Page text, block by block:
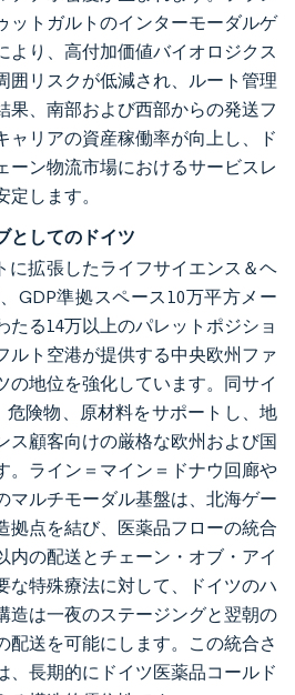
ットガルトのインターモーダルゲ
より、高付加価値バイオロジクス
囲リスクが低減され、ルート管理
果、南部および西部からの発送フ
ャリアの資産稼働率が向上し、ド
ーン物流市場におけるサービスレ
します。
としてのドイツ
に拡張したライフサイエンス＆ヘ
GDP準拠スペース10万平方メー
たる14万以上のパレットポジショ
ルト空港が提供する中央欧州ファ
の地位を強化しています。同サイ
危険物、原材料をサポートし、地
ス顧客向けの厳格な欧州および国
。ライン＝マイン＝ドナウ回廊や
マルチモーダル基盤は、北海ゲー
拠点を結び、医薬品フローの統合
内の配送とチェーン・オブ・アイ
な特殊療法に対して、ドイツのハ
造は一夜のステージングと翌朝の
配送を可能にします。この統合さ
、長期的にドイツ医薬品コールド